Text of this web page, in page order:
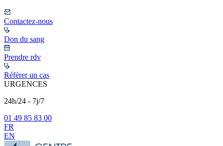
Contactez-nous
Don du sang
Prendre rdv
Référer un cas
URGENCES
24h/24 - 7j/7
01 49 85 83 00
FR
EN